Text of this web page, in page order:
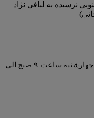
نرسیده به لبافی نژاد
شنبه تا چهارشنبه ساعت ۹ صبح الی